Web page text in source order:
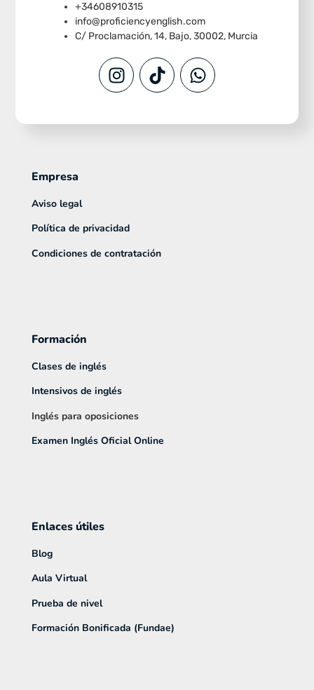
+34608910315
info@proficiencyenglish.com
C/ Proclamación, 14, Bajo, 30002, Murcia
Empresa
Aviso legal
Política de privacidad
Condiciones de contratación
Formación
Clases de inglés
Intensivos de inglés
Inglés para oposiciones
Examen Inglés Oficial Online
Enlaces útiles
Blog
Aula Virtual
Prueba de nivel
Formación Bonificada (Fundae)